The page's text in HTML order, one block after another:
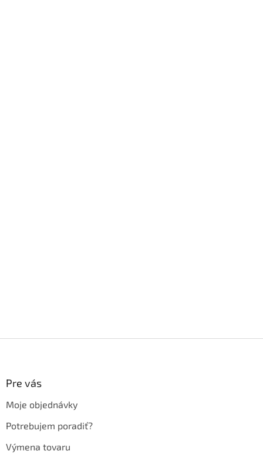
Pre vás
Moje objednávky
Potrebujem poradiť?
Výmena tovaru